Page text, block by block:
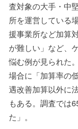
査対象の大手・中
所を運営している
援事業所など加算
が難しい」など、
悩む例が見られた
場合に「加算率の
遇改善加算以外に
もある。調査では
た」。